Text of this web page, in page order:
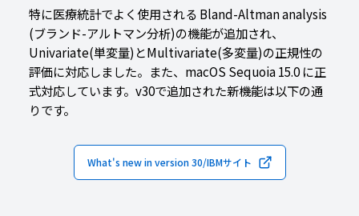
特に医療統計でよく使用される Bland-Altman analysis
(ブランド-アルトマン分析)の機能が追加され、
Univariate(単変量)とMultivariate(多変量)の正規性の
評価に対応しました。また、macOS Sequoia 15.0 に正
式対応しています。v30で追加された新機能は以下の通
りです。
What's new in version 30/IBMサイト